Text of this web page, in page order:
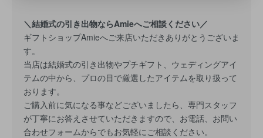
＼結婚式の引き出物ならAmieへご相談ください／
ギフトショップAmieへご来店いただきありがとうございま
す。
当店は結婚式の引き出物やプチギフト、ウェディングアイ
テムの中から、プロの目で厳選したアイテムを取り扱って
おります。
ご購入前に気になる事などございましたら、専門スタッフ
が丁寧にお答えさせていただきますので、お電話、お問い
合わせフォームからでもお気軽にご相談ください。